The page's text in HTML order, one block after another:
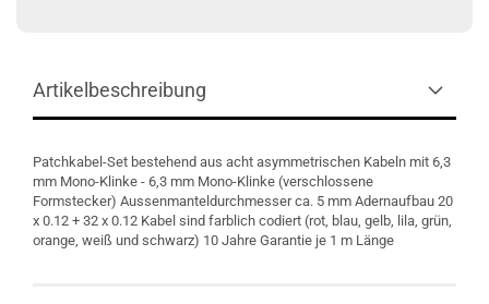
Artikelbeschreibung
Patchkabel-Set bestehend aus acht asymmetrischen Kabeln mit 6,3
mm Mono-Klinke - 6,3 mm Mono-Klinke (verschlossene
Formstecker) Aussenmanteldurchmesser ca. 5 mm Adernaufbau 20
x 0.12 + 32 x 0.12 Kabel sind farblich codiert (rot, blau, gelb, lila, grün,
orange, weiß und schwarz) 10 Jahre Garantie je 1 m Länge